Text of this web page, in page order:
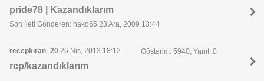
pride78 | Kazandıklarım
Son İleti Gönderen: hako65 23 Ara, 2009 13:44
recepkiran_20 26 Nis, 2013 18:12 Gösterim: 5940, Yanıt: 0
rcp/kazandıklarım